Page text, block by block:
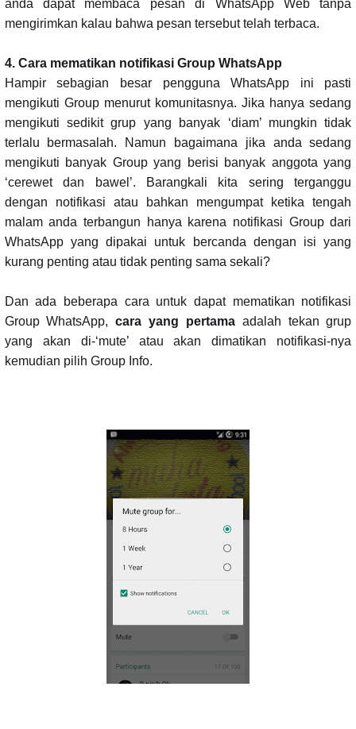
anda dapat membaca pesan di WhatsApp Web tanpa
mengirimkan kalau bahwa pesan tersebut telah terbaca.
4. Cara mematikan notifikasi Group WhatsApp
Hampir sebagian besar pengguna WhatsApp ini pasti
mengikuti Group menurut komunitasnya. Jika hanya sedang
mengikuti sedikit grup yang banyak ‘diam’ mungkin tidak
terlalu bermasalah. Namun bagaimana jika anda sedang
mengikuti banyak Group yang berisi banyak anggota yang
‘cerewet dan bawel’. Barangkali kita sering terganggu
dengan notifikasi atau bahkan mengumpat ketika tengah
malam anda terbangun hanya karena notifikasi Group dari
WhatsApp yang dipakai untuk bercanda dengan isi yang
kurang penting atau tidak penting sama sekali?
Dan ada beberapa cara untuk dapat mematikan notifikasi
Group WhatsApp,cara yang pertamaadalah tekan grup
yang akan di-‘mute’ atau akan dimatikan notifikasi-nya
kemudian pilih Group Info.